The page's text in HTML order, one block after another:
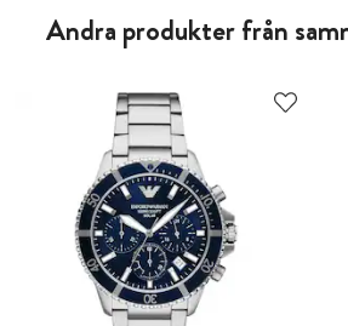
Andra produkter från